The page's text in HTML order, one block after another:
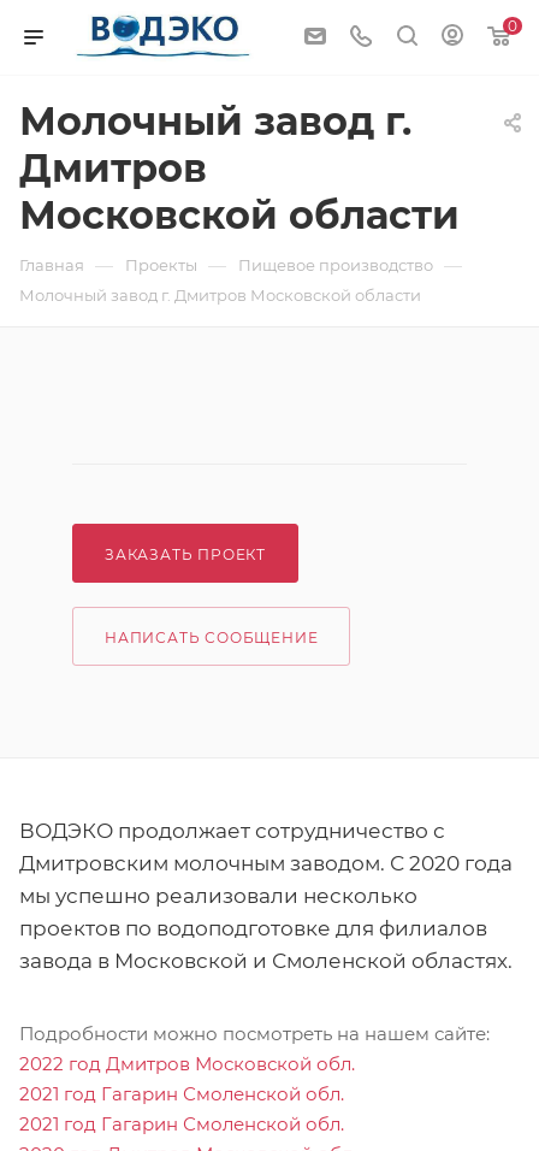
0
Молочный завод г.
Дмитров
Московской области
Главная — Проекты — Пищевое производство —
Молочный завод г. Дмитров Московской области
ЗАКАЗАТЬ ПРОЕКТ
НАПИСАТЬ СООБЩЕНИЕ
ВОДЭКО продолжает сотрудничество с
Дмитровским молочным заводом. С 2020 года
мы успешно реализовали несколько
проектов по водоподготовке для филиалов
завода в Московской и Смоленской областях.
Подробности можно посмотреть на нашем сайте:
2022 год Дмитров Московской обл.
2021 год Гагарин Смоленской обл.
2021 год Гагарин Смоленской обл.